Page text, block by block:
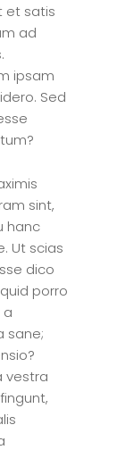
et satis
ad
ipsam
Sed
sint,
hanc
Ut scias
dico
porro
a
sane;
vestra